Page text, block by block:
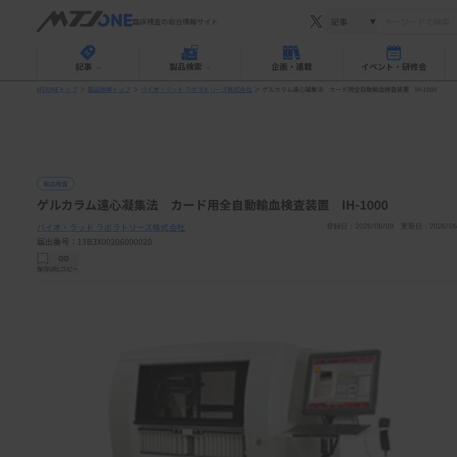
臨床検査の総合情報サイト ▼
記事 製品検索 企画・連載 イベント・研修会
MTJONEトップ ＞ 製品検索トップ ＞ バイオ・ラッド ラボラトリーズ株式会社 ＞ ゲルカラム遠心凝集法 カード用全自動輸血検査装置 IH-1000
輸血検査
ゲルカラム遠心凝集法 カード用全自動輸血検査装置 IH-1000
バイオ・ラッド ラボラトリーズ株式会社
届出番号：13B3X00206000020
登録日：2026/06/09 更新日：2026/
保存URLコピー